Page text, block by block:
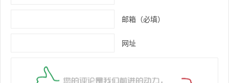
邮箱（必填）
网址